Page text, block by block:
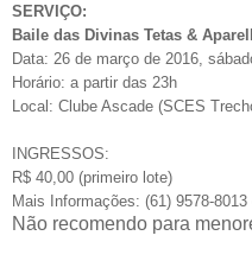
SERVIÇO:
Baile das Divinas Tetas &
Data: 26 de março de 2016,
Horário: a partir das 23h
Local: Clube Ascade (SCES
INGRESSOS:
R$ 40,00 (primeiro lote)
Mais Informações: (61) 9578-8013
Não recomendo para